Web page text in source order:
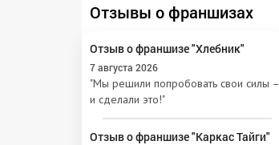
Отзывы о франшизах
Отзыв о франшизе "Хлебник"
7 августа 2026
"Мы решили попробовать свои силы –
и сделали это!"
Отзыв о франшизе "Каркас Тайги"